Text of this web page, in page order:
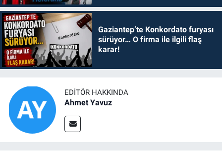
Gaziantep’te Konkordato furyası
sürüyor… O firma ile ilgili flaş
karar!
EDITÖR HAKKINDA
Ahmet Yavuz